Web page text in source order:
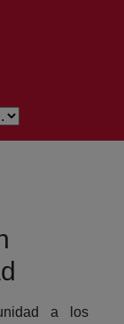
a los